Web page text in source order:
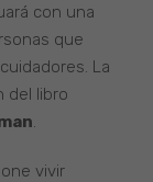
con una
que
La
del libro
.
vivir